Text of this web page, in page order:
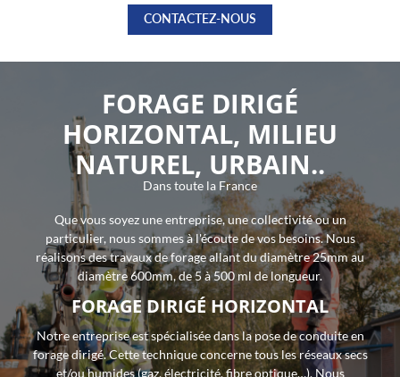
FORAGE
MATÉRIEL
DEVIS
D’EMPLOI
UNE
02 54 31 00
RESTEZ
CONTACTEZ-NOUS
FORAGE DIRIGÉ
HORIZONTAL, MILIEU
NATUREL, URBAIN..
Dans toute la France
Que vous soyez une entreprise, une collectivité ou un
particulier, nous sommes à l'écoute de vos besoins. Nous
réalisons des travaux de forage allant du diamètre 25mm au
diamètre 600mm, de 5 à 500 ml de longueur.
FORAGE DIRIGÉ HORIZONTAL
Notre entreprise est spécialisée dans la pose de conduite en
forage dirigé. Cette technique concerne tous les réseaux secs
et/ou humides (gaz, électricité, fibre optique…). Nous